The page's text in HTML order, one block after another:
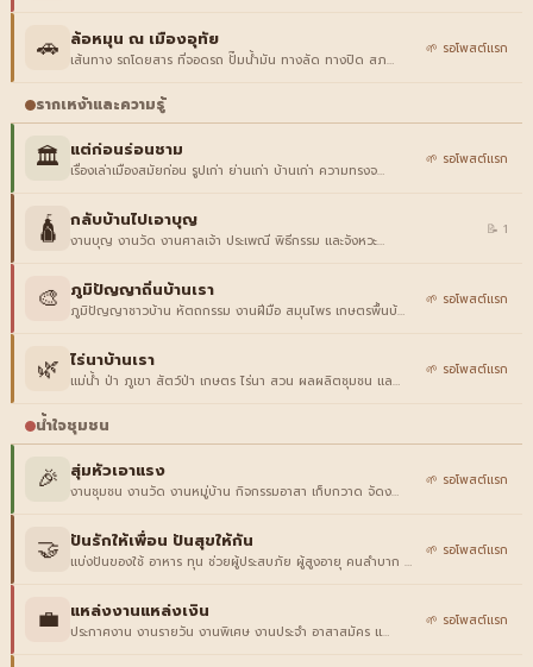
🚗 ล้อหมุน ณ เมืองอุทัย
เส้นทาง รถโดยสาร ที่จอดรถ ปั๊มน้ำมัน ทางลัด ทางปิด สภ…
🌱 รอโพสต์แรก
รากเหง้าและความรู้
🏛️ แต่ก่อนร่อนชาม
เรื่องเล่าเมืองสมัยก่อน รูปเก่า ย่านเก่า บ้านเก่า ความทรงจ…
🌱 รอโพสต์แรก
🛕 กลับบ้านไปเอาบุญ
งานบุญ งานวัด งานศาลเจ้า ประเพณี พิธีกรรม และจังหวะ…
📝 1
🎨 ภูมิปัญญาถิ่นบ้านเรา
ภูมิปัญญาชาวบ้าน หัตถกรรม งานฝีมือ สมุนไพร เกษตรพื้นบ้…
🌱 รอโพสต์แรก
🌿 ไร่นาบ้านเรา
แม่น้ำ ป่า ภูเขา สัตว์ป่า เกษตร ไร่นา สวน ผลผลิตชุมชน แล…
🌱 รอโพสต์แรก
น้ำใจชุมชน
🎉 สุ่มหัวเอาแรง
งานชุมชน งานวัด งานหมู่บ้าน กิจกรรมอาสา เก็บกวาด จัดง…
🌱 รอโพสต์แรก
🤝 ปันรักให้เพื่อน ปันสุขให้กัน
แบ่งปันของใช้ อาหาร ทุน ช่วยผู้ประสบภัย ผู้สูงอายุ คนลำบาก …
🌱 รอโพสต์แรก
💼 แหล่งงานแหล่งเงิน
ประกาศงาน งานรายวัน งานพิเศษ งานประจำ อาสาสมัคร แ…
🌱 รอโพสต์แรก